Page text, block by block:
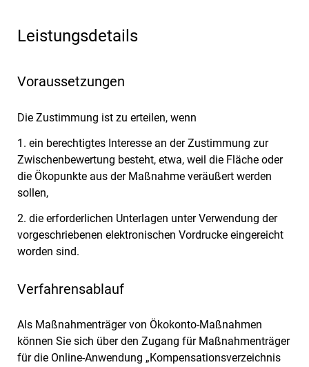
Leistungsdetails
Voraussetzungen
Die Zustimmung ist zu erteilen, wenn
1. ein berechtigtes Interesse an der Zustimmung zur
Zwischenbewertung besteht, etwa, weil die Fläche oder
die Ökopunkte aus der Maßnahme veräußert werden
sollen,
2. die erforderlichen Unterlagen unter Verwendung der
vorgeschriebenen elektronischen Vordrucke eingereicht
worden sind.
Verfahrensablauf
Als Maßnahmenträger von Ökokonto-Maßnahmen
können Sie sich über den Zugang für Maßnahmenträger
für die Online-Anwendung „Kompensationsverzeichnis